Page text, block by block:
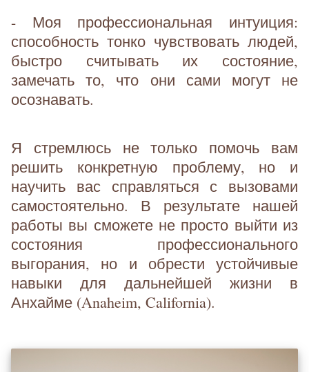
- Моя профессиональная интуиция:
способность тонко чувствовать людей,
быстро считывать их состояние,
замечать то, что они сами могут не
осознавать.
Я стремлюсь не только помочь вам
решить конкретную проблему, но и
научить вас справляться с вызовами
самостоятельно. В результате нашей
работы вы сможете не просто выйти из
состояния профессионального
выгорания, но и обрести устойчивые
навыки для дальнейшей жизни в
Анхайме (Anaheim, California).